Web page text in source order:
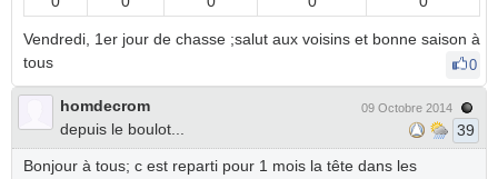
Vendredi, 1er jour de chasse ;salut aux voisins et bonne saison à
tous
0
homdecrom
depuis le boulot...
09 Octobre 2014
39
Bonjour à tous; c est reparti pour 1 mois la tête dans les